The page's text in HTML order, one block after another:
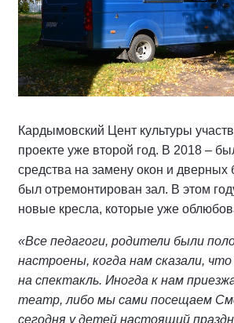
Кардымовский Цент культуры
проекте уже второй год. В 2018 –
средства на замену окон и дверных
был отремонтирован зал. В этом
новые кресла, которые уже
«Все педагоги, родители были
настроены, когда нам сказали,
на спектакль. Иногда к нам
театр, либо мы сами посещаем
сегодня у детей настоящий